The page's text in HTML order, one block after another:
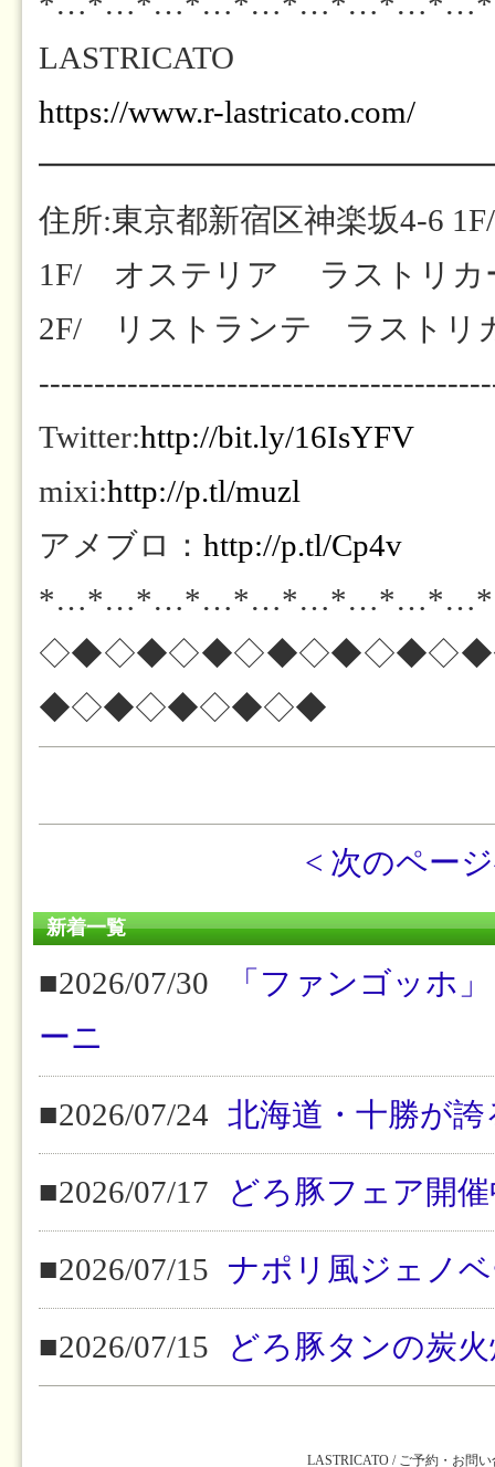
LASTRICATO
https://www.r-lastricato.com/
住所:東京都新宿区神楽坂4-6
1F/ オステリア ラストリ
2F/ リストランテ ラスト
Twitter:http://bit.ly/16IsYFV
mixi:http://p.tl/muzl
アメブロ： http://p.tl/Cp4v
◆◇◆◇◆◇◆◇◆
< 次のペー
新着一覧
■2026/07/30
「ファンゴッホ
ーニ
■2026/07/24 北海道・十勝が
■2026/07/17 どろ豚フェア開
■2026/07/15 ナポリ風ジェノ
■2026/07/15 どろ豚タンの炭
LASTRICATO / ご予約・お問い